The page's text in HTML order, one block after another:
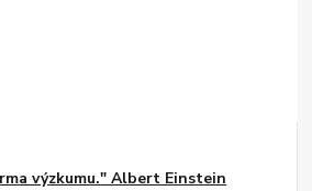
výzkumu." Albert Einstein